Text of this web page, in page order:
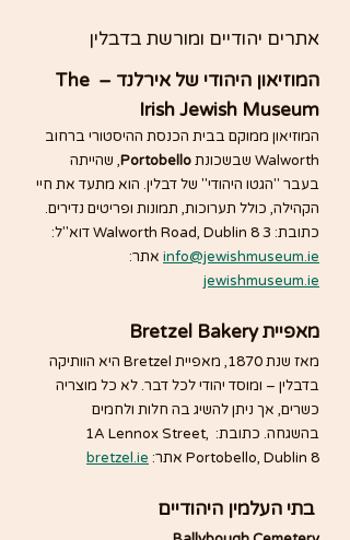
אתרים יהודיים ומורשת בדבלין
המוזיאון היהודי של אירלנד – The
Irish Jewish Museum
המוזיאון ממוקם בבית הכנסת ההיסטורי ברחוב
Walworth שבשכונת
Portobello, שהייתה
בעבר "הגטו היהודי" של דבלין. הוא מתעד את חיי
הקהילה, כולל תערוכות, תמונות ופריטים נדירים.
כתובת: 3 Walworth Road, Dublin 8 דוא"ל:
info@jewishmuseum.ie אתר:
jewishmuseum.ie
מאפיית Bretzel Bakery
מאז שנת 1870, מאפיית Bretzel היא הוותיקה
בדבלין – ומוסד יהודי לכל דבר. לא כל מוצריה
כשרים, אך ניתן להשיג בה חלות ולחמים
בהשגחה. כתובת: 1A Lennox Street,
Portobello, Dublin 8 אתר:
bretzel.ie